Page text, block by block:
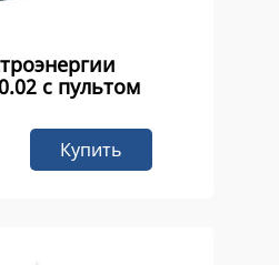
с пультом
Купить